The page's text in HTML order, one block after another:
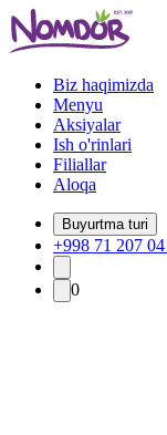
Biz haqimizda
Menyu
Aksiyalar
Ish o'rinlari
Filiallar
Aloqa
Buyurtma turi
+998 71 207
0